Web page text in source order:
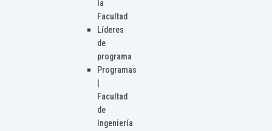
la
Facultad
Líderes
de
programa
Programas
Facultad
de
Ingeniería